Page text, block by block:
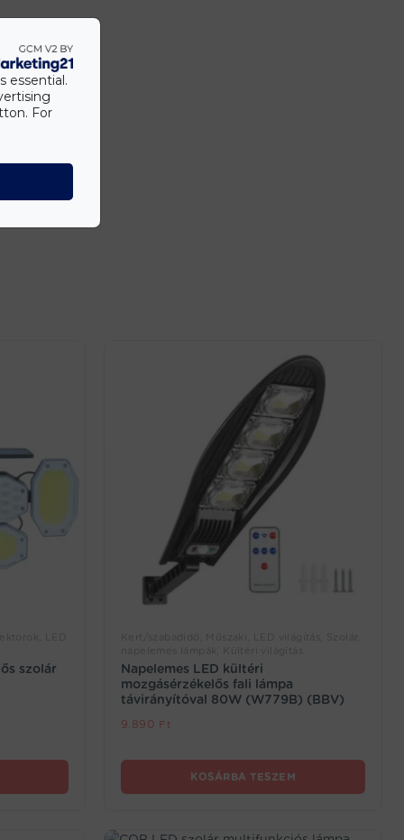
szolár
Napelemes LED kültéri
mozgásérzékelős fali lámpa
távirányítóval 80W (W779B) (BBV)
9.890 Ft
KOSÁRBA TESZEM
essential.
For